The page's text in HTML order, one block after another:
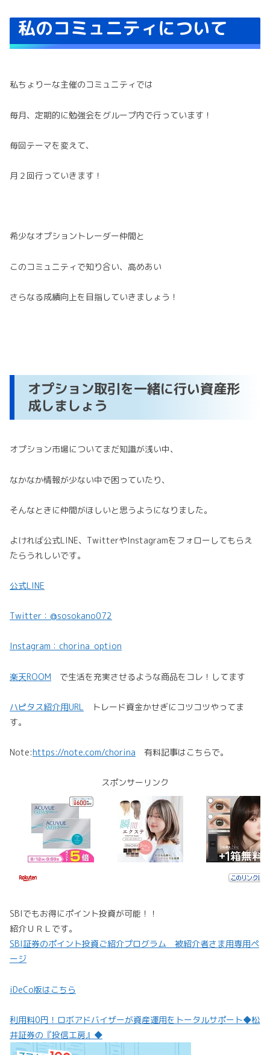
私のコミュニティについて
私ちょりーな主催のコミュニティでは
毎月、定期的に勉強会をグループ内で行っています！
毎回テーマを変えて、
月２回行っていきます！
希少なオプショントレーダー仲間と
このコミュニティで知り合い、高めあい
さらなる成績向上を目指していきましょう！
オプション取引を一緒に行い資産形
成しましょう
オプション市場についてまだ知識が浅い中、
なかなか情報が少ない中で困っていたり、
そんなときに仲間がほしいと思うようになりました。
よければ公式LINE、TwitterやInstagramをフォローしてもらえ
たらうれしいです。
公式LINE
Twitter：@sosokano072
Instagram：chorina_option
楽天ROOM で生活を充実させるような商品をコレ！してます
ハピタス紹介用URL トレード資金かせぎにコツコツやってま
す。
Note:https://note.com/chorina 有料記事はこちらで。
スポンサーリンク
SBIでもお得にポイント投資が可能！！
紹介ＵＲＬです。
SBI証券のポイント投資ご紹介プログラム 被紹介者さま用専用ペ
ージ
iDeCo版はこちら
利用料0円！ロボアドバイザーが資産運用をトータルサポート◆松
井証券の『投信工房』◆